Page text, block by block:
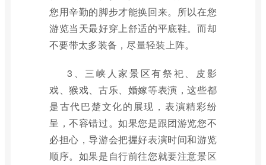
您用辛勤的脚步才能换回来。所以在您
游览当天最好穿上舒适的平底鞋。而却
不要带太多装备，尽量轻装上阵。
3、三峡人家景区有祭祀、皮影
戏、猴戏、古乐、婚嫁等表演，这些都
是古代巴楚文化的展现，表演精彩纷
呈，不容错过。如果您是跟团游览您不
必担心，导游会把握好表演时间和游览
顺序。如果是自行前往您就要注意景区